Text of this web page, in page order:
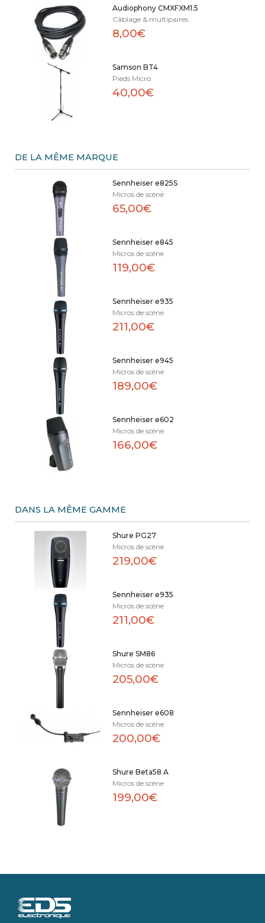
Audiophony CMXFXM1.5
Câblage & multipaires
8,00€
Samson BT4
Pieds Micro
40,00€
DE LA MÊME MARQUE
Sennheiser e825S
Micros de scène
65,00€
Sennheiser e845
Micros de scène
119,00€
Sennheiser e935
Micros de scène
211,00€
Sennheiser e945
Micros de scène
189,00€
Sennheiser e602
Micros de scène
166,00€
DANS LA MÊME GAMME
Shure PG27
Micros de scène
219,00€
Sennheiser e935
Micros de scène
211,00€
Shure SM86
Micros de scène
205,00€
Sennheiser e608
Micros de scène
200,00€
Shure Beta58 A
Micros de scène
199,00€